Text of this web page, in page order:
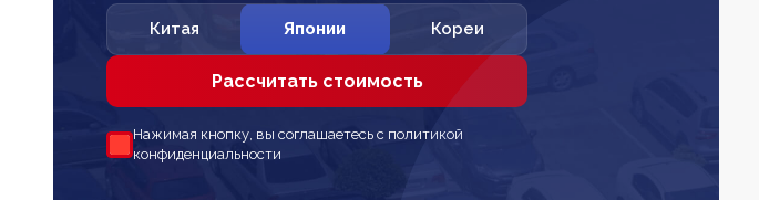
Китая Японии Кореи
Рассчитать стоимость
Нажимая кнопку, вы соглашаетесь с политикой
конфиденциальности